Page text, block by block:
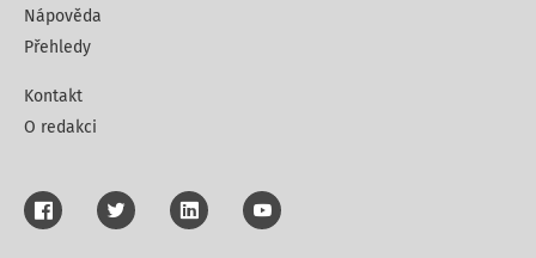
Nápověda
Přehledy
Kontakt
O redakci